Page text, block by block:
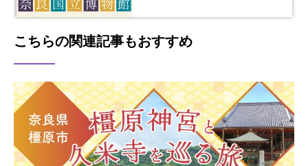
こちらの関連記事もおすすめ